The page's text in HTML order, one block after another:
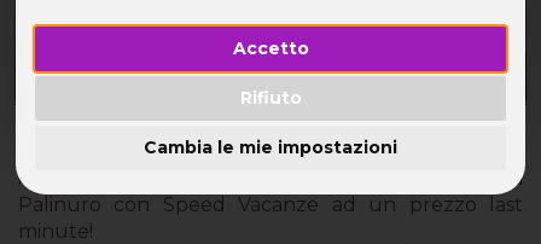
Accetto
Rifiuto
Cambia le mie impostazioni
Agosto a Palinuro: la tua vacanza estiva 2006 a
Palinuro con Speed Vacanze ad un prezzo last
minute!